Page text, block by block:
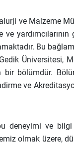
ve Malzeme
yardımcılarının
Bu
Üniversitesi,
bir bölümdür.
ve
deneyimi ve
olmak üzere,